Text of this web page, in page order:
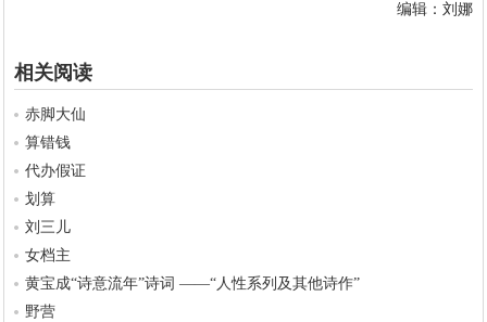
编辑：刘娜
相关阅读
赤脚大仙
算错钱
代办假证
划算
刘三儿
女档主
黄宝成“诗意流年”诗词 ——“人性系列及其他诗作”
野营